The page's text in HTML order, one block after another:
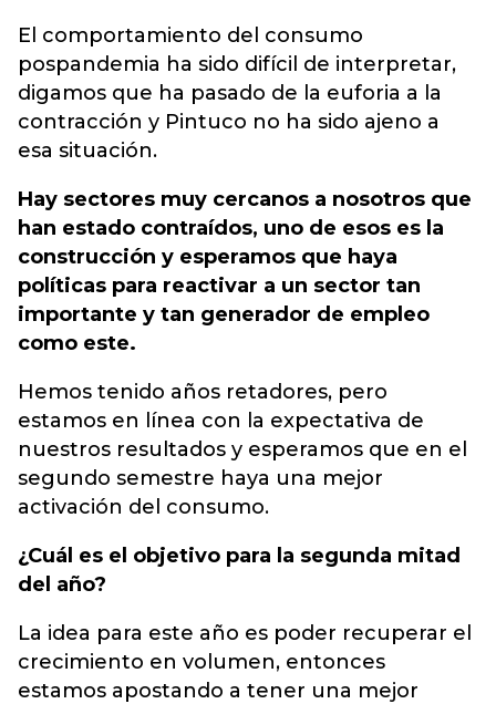
El comportamiento del consumo
pospandemia ha sido difícil de interpretar,
digamos que ha pasado de la euforia a la
contracción y Pintuco no ha sido ajeno a
esa situación.
Hay sectores muy cercanos a nosotros que
han estado contraídos, uno de esos es la
construcción y esperamos que haya
políticas para reactivar a un sector tan
importante y tan generador de empleo
como este.
Hemos tenido años retadores, pero
estamos en línea con la expectativa de
nuestros resultados y esperamos que en el
segundo semestre haya una mejor
activación del consumo.
¿Cuál es el objetivo para la segunda mitad
del año?
La idea para este año es poder recuperar el
crecimiento en volumen, entonces
estamos apostando a tener una mejor